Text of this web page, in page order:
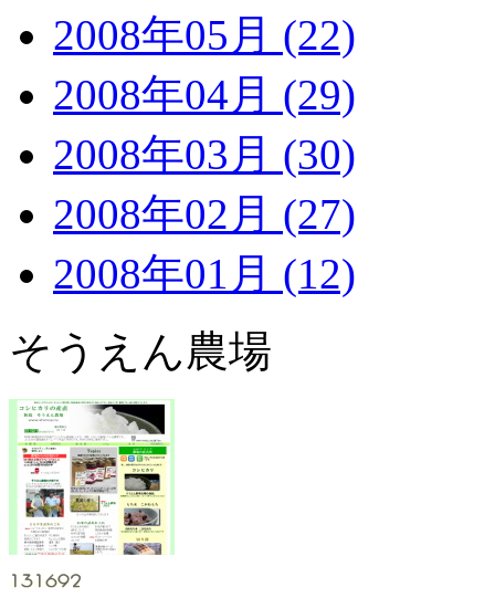
2008年05月 (22)
2008年04月 (29)
2008年03月 (30)
2008年02月 (27)
2008年01月 (12)
そうえん農場